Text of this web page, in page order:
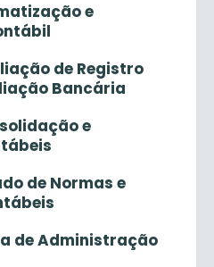
e
de Registro
Bancária
e
de Normas e
de Administração